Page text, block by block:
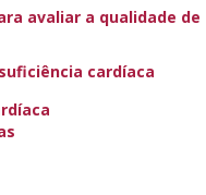
avaliar a qualidade de
cardíaca
prazo. A
de autocuidado
plano de
nos seus